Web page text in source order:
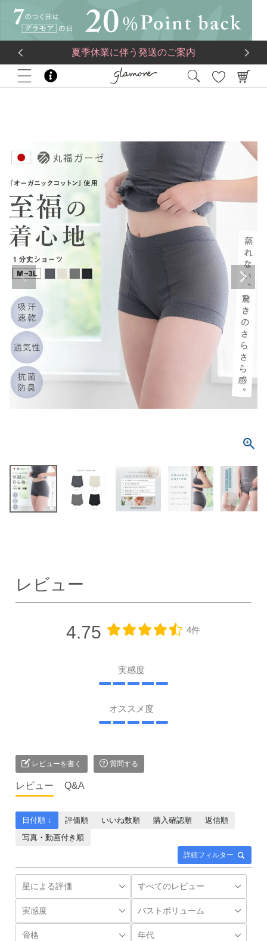
夏季休業に伴う発送のご案内
HOME ブランド e-gateshop
丸福ガーゼレディース一分丈ショーツ
レビュー
4.75 4件
実感度
オススメ度
レビューを書く 質問する
レビュー Q&A
詳細フィルター
日付順 ↓ 評価順 いいね数順 購入確認順
返信順
写真・動画付き順